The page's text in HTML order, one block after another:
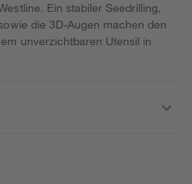
Ein stabiler Seedrilling,
die 3D-Augen machen den
unverzichtbaren Utensil in